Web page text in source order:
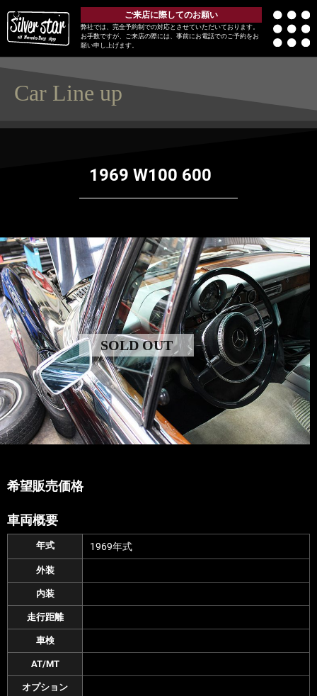
ご来店に際してのお願い
弊社では、完全予約制での対応とさせていただいております。
お手数ですが、ご来店の際には、事前にお電話でのご予約をお
願い申し上げます。
Car Line up
1969 W100 600
SOLD OUT
希望販売価格
車両概要
年式 1969年式
外装
内装
走行距離
車検
AT/MT
オプション